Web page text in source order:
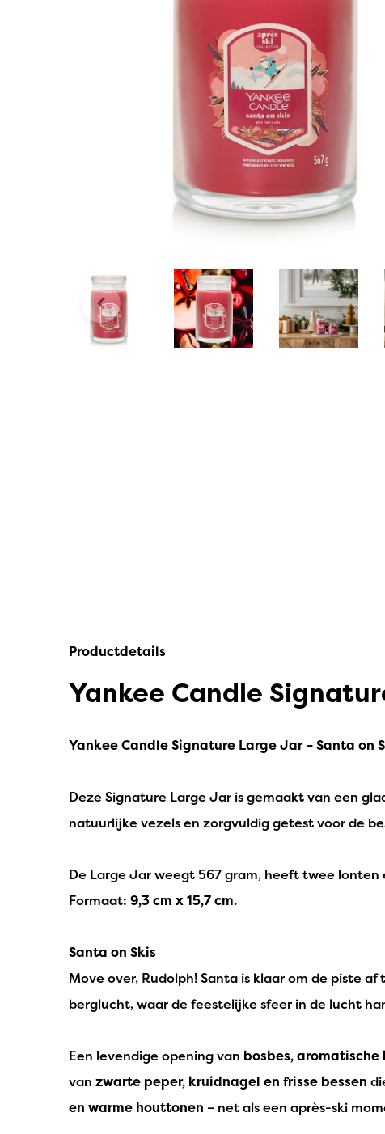
Horomia Wasparfum
Boles d' Olor
Countryfield Candle
Vellutier
Max Benjamin
Productdetails
Yankee Candle
Yankee Candle Signature Large Jar – Santa on
Deze Signature Large Jar is gemaakt van een
natuurlijke vezels en zorgvuldig getest voor de
De Large Jar weegt 567 gram, heeft twee lonten
Formaat: 9,3 cm x 15,7 cm.
Santa on Skis
Move over, Rudolph! Santa is klaar om de piste
berglucht, waar de feestelijke sfeer in de lucht
Een levendige opening van bosbes,
van zwarte peper, kruidnagel en frisse bessen
en warme houttonen – net als een après-ski